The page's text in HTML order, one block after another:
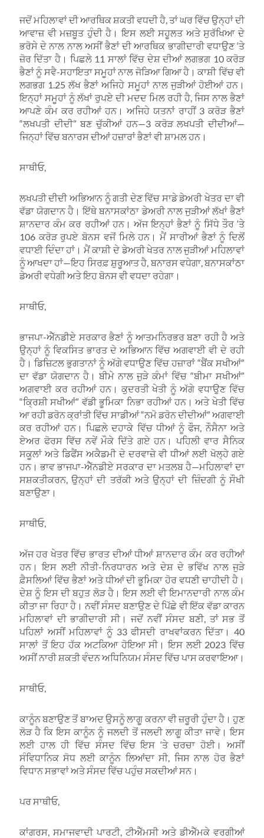
ਜਦੋਂ ਮਹਿਲਾਵਾਂ ਦੀ ਆਰਥਿਕ ਸ਼ਕਤੀ ਵਧਦੀ ਹੈ, ਤਾਂ ਘਰ ਵਿੱਚ ਉਨ੍ਹਾਂ ਦੀ
ਆਵਾਜ਼ ਵੀ ਮਜ਼ਬੂਤ ਹੁੰਦੀ ਹੈ। ਇਸ ਲਈ ਸਹੂਲਤ ਅਤੇ ਸੁਰੱਖਿਆ ਦੇ
ਭਰੋਸੇ ਦੇ ਨਾਲ ਨਾਲ ਅਸੀਂ ਭੈਣਾਂ ਦੀ ਆਰਥਿਕ ਭਾਗੀਦਾਰੀ ਵਧਾਉਣ ‘ਤੇ
ਜ਼ੋਰ ਦਿੱਤਾ ਹੈ। ਪਿਛਲੇ 11 ਸਾਲਾਂ ਵਿੱਚ ਦੇਸ਼ ਦੀਆਂ ਲਗਭਗ 10 ਕਰੋੜ
ਭੈਣਾਂ ਨੂੰ ਸਵੈ-ਸਹਾਇਤਾ ਸਮੂਹਾਂ ਨਾਲ ਜੋੜਿਆ ਗਿਆ ਹੈ। ਕਾਸ਼ੀ ਵਿੱਚ ਵੀ
ਲਗਭਗ 1.25 ਲੱਖ ਭੈਣਾਂ ਅਜਿਹੇ ਸਮੂਹਾਂ ਨਾਲ ਜੁੜੀਆਂ ਹੋਈਆਂ ਹਨ।
ਇਨ੍ਹਾਂ ਸਮੂਹਾਂ ਨੂੰ ਲੱਖਾਂ ਰੁਪਏ ਦੀ ਮਦਦ ਮਿਲ ਰਹੀ ਹੈ, ਜਿਸ ਨਾਲ ਭੈਣਾਂ
ਆਪਣੇ ਕੰਮ ਕਰ ਰਹੀਆਂ ਹਨ। ਅਜਿਹੇ ਯਤਨਾਂ ਰਾਹੀਂ 3 ਕਰੋੜ ਭੈਣਾਂ
“ਲਖਪਤੀ ਦੀਦੀ” ਬਣ ਚੁੱਕੀਆਂ ਹਨ—3 ਕਰੋੜ ਲਖਪਤੀ ਦੀਦੀਆਂ—
ਜਿਨ੍ਹਾਂ ਵਿੱਚ ਬਨਾਰਸ ਦੀਆਂ ਹਜ਼ਾਰਾਂ ਭੈਣਾਂ ਵੀ ਸ਼ਾਮਲ ਹਨ।
ਸਾਥੀਓ,
ਲਖਪਤੀ ਦੀਦੀ ਅਭਿਆਨ ਨੂੰ ਗਤੀ ਦੇਣ ਵਿੱਚ ਸਾਡੇ ਡੇਅਰੀ ਖੇਤਰ ਦਾ ਵੀ
ਵੱਡਾ ਯੋਗਦਾਨ ਹੈ। ਇੱਥੇ ਬਨਾਸਕਾਂਠਾ ਡੇਅਰੀ ਨਾਲ ਜੁੜੀਆਂ ਲੱਖਾਂ ਭੈਣਾਂ
ਸ਼ਾਨਦਾਰ ਕੰਮ ਕਰ ਰਹੀਆਂ ਹਨ। ਅੱਜ ਇਨ੍ਹਾਂ ਭੈਣਾਂ ਨੂੰ ਸਿੱਧੇ ਤੌਰ ‘ਤੇ
106 ਕਰੋੜ ਰੁਪਏ ਬੋਨਸ ਵਜੋਂ ਮਿਲੇ ਹਨ। ਮੈਂ ਸਾਰੀਆਂ ਭੈਣਾਂ ਨੂੰ ਦਿਲੋਂ
ਵਧਾਈ ਦਿੰਦਾ ਹਾਂ। ਮੈਂ ਕਾਸ਼ੀ ਦੇ ਡੇਅਰੀ ਖੇਤਰ ਨਾਲ ਜੁੜੀਆਂ ਮਹਿਲਾਵਾਂ
ਨੂੰ ਆਖਦਾ ਹਾਂ—ਇਹ ਸਿਰਫ਼ ਸ਼ੁਰੂਆਤ ਹੈ, ਬਨਾਰਸ ਵਧੇਗਾ, ਬਨਾਸਕਾਂਠਾ
ਡੇਅਰੀ ਵਧੇਗੀ ਅਤੇ ਇਹ ਬੋਨਸ ਵੀ ਵਧਦਾ ਰਹੇਗਾ।
ਸਾਥੀਓ,
ਭਾਜਪਾ-ਐੱਨਡੀਏ ਸਰਕਾਰ ਭੈਣਾਂ ਨੂੰ ਆਤਮਨਿਰਭਰ ਬਣਾ ਰਹੀ ਹੈ ਅਤੇ
ਉਨ੍ਹਾਂ ਨੂੰ ਵਿਕਸਿਤ ਭਾਰਤ ਦੇ ਅਭਿਆਨ ਵਿੱਚ ਅਗਵਾਈ ਵੀ ਦੇ ਰਹੀ
ਹੈ। ਡਿਜ਼ਿਟਲ ਭੁਗਤਾਨਾਂ ਨੂੰ ਅੱਗੇ ਵਧਾਉਣ ਵਿੱਚ ਹਜ਼ਾਰਾਂ “ਬੈਂਕ ਸਖੀਆਂ”
ਦਾ ਵੱਡਾ ਯੋਗਦਾਨ ਹੈ। ਬੀਮੇ ਨਾਲ ਜੁੜੇ ਕੰਮਾਂ ਵਿੱਚ “ਬੀਮਾ ਸਖੀਆਂ”
ਅਗਵਾਈ ਕਰ ਰਹੀਆਂ ਹਨ। ਕੁਦਰਤੀ ਖੇਤੀ ਨੂੰ ਅੱਗੇ ਵਧਾਉਣ ਵਿੱਚ
“ਕ੍ਰਿਸ਼ੀ ਸਖੀਆਂ” ਵੱਡੀ ਭੂਮਿਕਾ ਨਿਭਾ ਰਹੀਆਂ ਹਨ। ਅਤੇ ਖੇਤੀ ਵਿੱਚ
ਆ ਰਹੀ ਡਰੋਨ ਕ੍ਰਾਂਤੀ ਵਿੱਚ ਸਾਡੀਆਂ “ਨਮੋ ਡਰੋਨ ਦੀਦੀਆਂ” ਅਗਵਾਈ
ਕਰ ਰਹੀਆਂ ਹਨ। ਪਿਛਲੇ ਦਹਾਕੇ ਵਿੱਚ ਧੀਆਂ ਨੂੰ ਫੌਜ, ਨੌਸੈਨਾ ਅਤੇ
ਏਅਰ ਫੋਰਸ ਵਿੱਚ ਨਵੇਂ ਮੌਕੇ ਦਿੱਤੇ ਗਏ ਹਨ। ਪਹਿਲੀ ਵਾਰ ਸੈਨਿਕ
ਸਕੂਲਾਂ ਅਤੇ ਡਿਫੈਂਸ ਅਕੈਡਮੀ ਦੇ ਦਰਵਾਜ਼ੇ ਵੀ ਧੀਆਂ ਲਈ ਖੋਲ੍ਹੇ ਗਏ
ਹਨ। ਭਾਵ ਭਾਜਪਾ-ਐੱਨਡੀਏ ਸਰਕਾਰ ਦਾ ਮਤਲਬ ਹੈ—ਮਹਿਲਾਵਾਂ ਦਾ
ਸਸ਼ਕਤੀਕਰਨ, ਉਨ੍ਹਾਂ ਦੀ ਤਰੱਕੀ ਅਤੇ ਉਨ੍ਹਾਂ ਦੀ ਜ਼ਿੰਦਗੀ ਨੂੰ ਸੌਖੀ
ਬਣਾਉਣਾ।
ਸਾਥੀਓ,
ਅੱਜ ਹਰ ਖੇਤਰ ਵਿੱਚ ਭਾਰਤ ਦੀਆਂ ਧੀਆਂ ਸ਼ਾਨਦਾਰ ਕੰਮ ਕਰ ਰਹੀਆਂ
ਹਨ। ਇਸ ਲਈ ਨੀਤੀ-ਨਿਰਧਾਰਨ ਅਤੇ ਦੇਸ਼ ਦੇ ਭਵਿੱਖ ਨਾਲ ਜੁੜੇ
ਫ਼ੈਸਲਿਆਂ ਵਿੱਚ ਭੈਣਾਂ ਅਤੇ ਧੀਆਂ ਦੀ ਭੂਮਿਕਾ ਹੋਰ ਵਧਣੀ ਚਾਹੀਦੀ ਹੈ।
ਦੇਸ਼ ਨੂੰ ਇਸ ਦੀ ਬਹੁਤ ਲੋੜ ਹੈ। ਇਸ ਲਈ ਵੀ ਇਮਾਨਦਾਰੀ ਨਾਲ ਕੰਮ
ਕੀਤਾ ਜਾ ਰਿਹਾ ਹੈ। ਨਵੀਂ ਸੰਸਦ ਬਣਾਉਣ ਦੇ ਪਿੱਛੇ ਵੀ ਇੱਕ ਵੱਡਾ ਕਾਰਨ
ਮਹਿਲਾਵਾਂ ਦੀ ਭਾਗੀਦਾਰੀ ਸੀ। ਜਦੋਂ ਨਵੀਂ ਸੰਸਦ ਬਣੀ, ਤਾਂ ਸਭ ਤੋਂ
ਪਹਿਲਾਂ ਅਸੀਂ ਮਹਿਲਾਵਾਂ ਨੂੰ 33 ਫੀਸਦੀ ਰਾਖਵਾਂਕਰਨ ਦਿੱਤਾ। 40
ਸਾਲਾਂ ਤੋਂ ਇਹ ਹੱਕ ਅਟਕਿਆ ਹੋਇਆ ਸੀ। ਇਸ ਲਈ 2023 ਵਿੱਚ
ਅਸੀਂ ਨਾਰੀ ਸ਼ਕਤੀ ਵੰਦਨ ਅਧਿਨਿਯਮ ਸੰਸਦ ਵਿੱਚ ਪਾਸ ਕਰਵਾਇਆ।
ਸਾਥੀਓ,
ਕਾਨੂੰਨ ਬਣਾਉਣ ਤੋਂ ਬਾਅਦ ਉਸਨੂੰ ਲਾਗੂ ਕਰਨਾ ਵੀ ਜ਼ਰੂਰੀ ਹੁੰਦਾ ਹੈ। ਹੁਣ
ਲੋੜ ਹੈ ਕਿ ਇਸ ਕਾਨੂੰਨ ਨੂੰ ਜਲਦੀ ਤੋਂ ਜਲਦੀ ਲਾਗੂ ਕੀਤਾ ਜਾਵੇ। ਇਸ
ਲਈ ਹਾਲ ਹੀ ਵਿੱਚ ਸੰਸਦ ਵਿੱਚ ਇਸ ‘ਤੇ ਚਰਚਾ ਹੋਈ। ਅਸੀਂ
ਸੰਵਿਧਾਨਿਕ ਸੋਧ ਲਈ ਕਾਨੂੰਨ ਲਿਆਂਦਾ ਸੀ, ਜਿਸ ਨਾਲ ਹੋਰ ਭੈਣਾਂ
ਵਿਧਾਨ ਸਭਾਵਾਂ ਅਤੇ ਸੰਸਦ ਵਿੱਚ ਪਹੁੰਚ ਸਕਦੀਆਂ ਸਨ।
ਪਰ ਸਾਥੀਓ,
ਕਾਂਗਰਸ, ਸਮਾਜਵਾਦੀ ਪਾਰਟੀ, ਟੀਐੱਮਸੀ ਅਤੇ ਡੀਐੱਮਕੇ ਵਰਗੀਆਂ